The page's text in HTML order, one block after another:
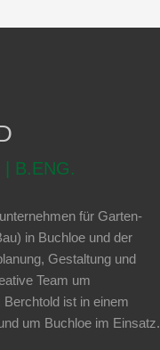
| B.ENG.
für Garten-
in Buchloe und der
Gestaltung und
Team um
ist in einem
um Buchloe im Einsatz.